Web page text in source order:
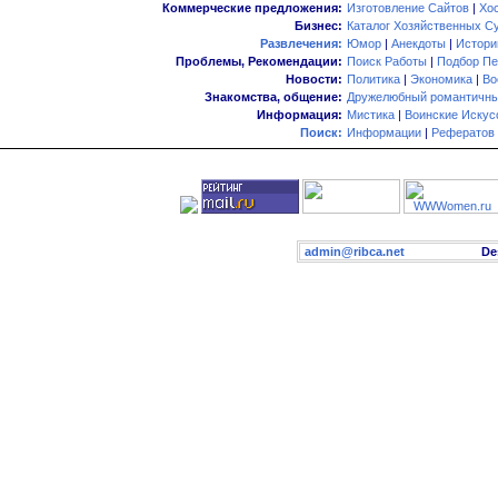
Коммерческие предложения: Изготовление Сайтов |
Бизнес: Каталог Хозяйственных
Развлечения: Юмор | Анекдоты |
Проблемы, Рекомендации: Поиск Работы | Подбор
Новости: Политика | Экономика |
Знакомства, общение: Дружелюбный
Информация: Мистика | Воинские
Поиск: Информации | Рефератов
admin@ribca.net